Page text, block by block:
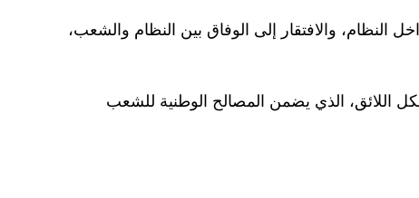
والافتقار إلى الوفاق بين النظام والشعب،
اللائق، الذي يضمن المصالح الوطنية للشعب